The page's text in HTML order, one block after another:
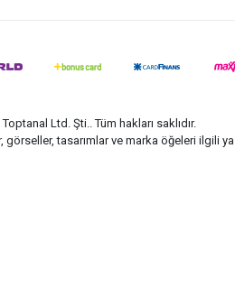
Ltd. Şti.. Tüm hakları saklıdır.
tasarımlar ve marka öğeleri ilgili